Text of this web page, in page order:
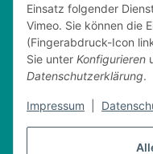
Einsatz folgender
Vimeo. Sie können die
(Fingerabdruck-Icon
Sie unter Konfigurieren
Datenschutzerklärung.
Impressum
Rechtliches
Öffnungszeiten
08:00
Dienstag
08:00 -
Mittwoch
08:00 -
08:00